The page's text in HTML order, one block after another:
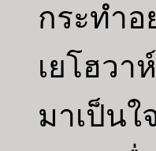
กระทำ
เยโฮว
มาเป็นใ